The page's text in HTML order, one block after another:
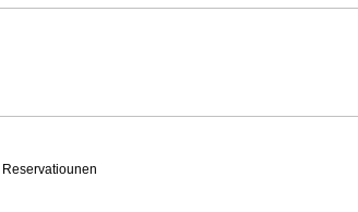
Reservatiounen